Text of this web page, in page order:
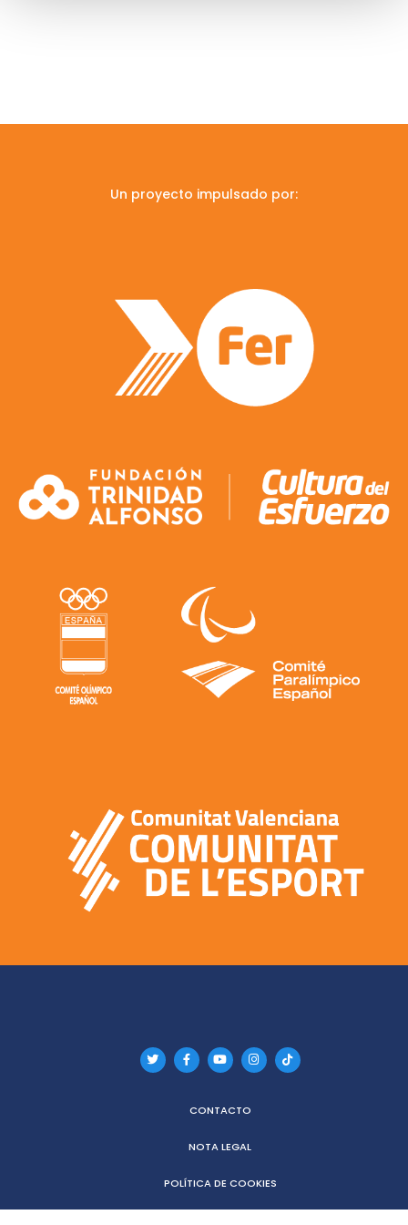
Un proyecto impulsado por:
CONTACTO
NOTA LEGAL
POLÍTICA DE COOKIES